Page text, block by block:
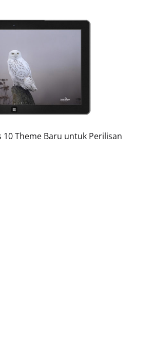
Theme Baru untuk Perilisan